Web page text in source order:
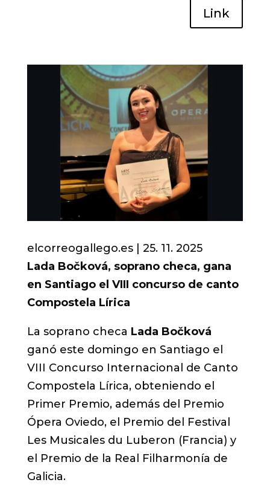
Link
elcorreogallego.es | 25. 11.2025
Lada Bočková, soprano checa, gana
en Santiago el VIII concurso de canto
Compostela Lírica
La soprano checa Lada Bočková
ganó este domingo en Santiago el
VIII Concurso Internacional de Canto
Compostela Lírica, obteniendo el
Primer Premio, además del Premio
Ópera Oviedo, el Premio del Festival
Les Musicales du Luberon (Francia) y
el Premio de la Real Filharmonía de
Galicia.